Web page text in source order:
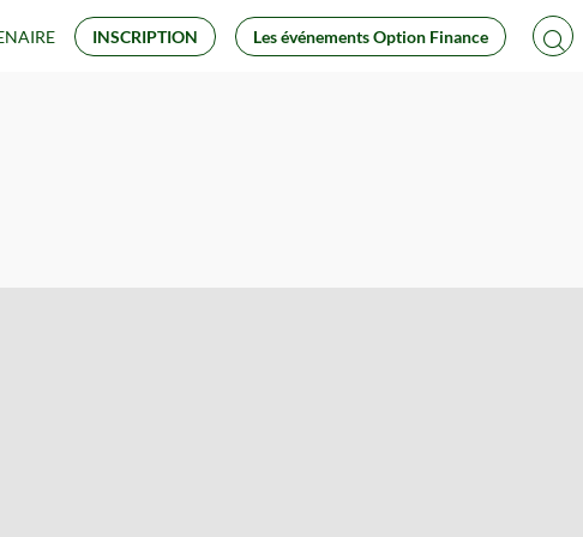
INSCRIPTION Les événements Option Finance